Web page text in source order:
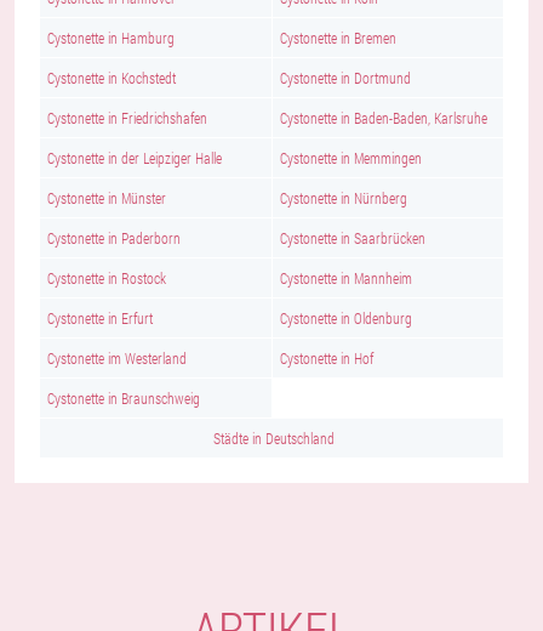
Cystonette in Hamburg Cystonette in Bremen
Cystonette in Kochstedt Cystonette in Dortmund
Cystonette in Friedrichshafen Cystonette in Baden-Baden, Karlsruhe
Cystonette in der Leipziger Halle Cystonette in Memmingen
Cystonette in Münster Cystonette in Nürnberg
Cystonette in Paderborn Cystonette in Saarbrücken
Cystonette in Rostock Cystonette in Mannheim
Cystonette in Erfurt Cystonette in Oldenburg
Cystonette im Westerland Cystonette in Hof
Cystonette in Braunschweig
Städte in Deutschland